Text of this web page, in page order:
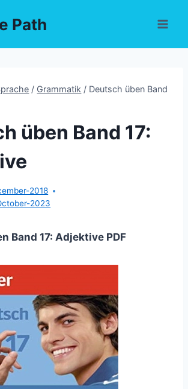
Path
/ Grammatik / Deutsch üben Band
üben Band 17:
2018
2023
Band 17: Adjektive PDF